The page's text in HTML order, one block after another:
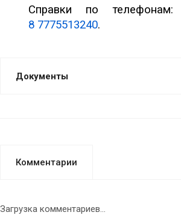
Справки по телефонам:
8 7775513240.
Документы
Комментарии
Загрузка комментариев...